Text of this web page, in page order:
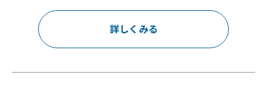
詳しくみる